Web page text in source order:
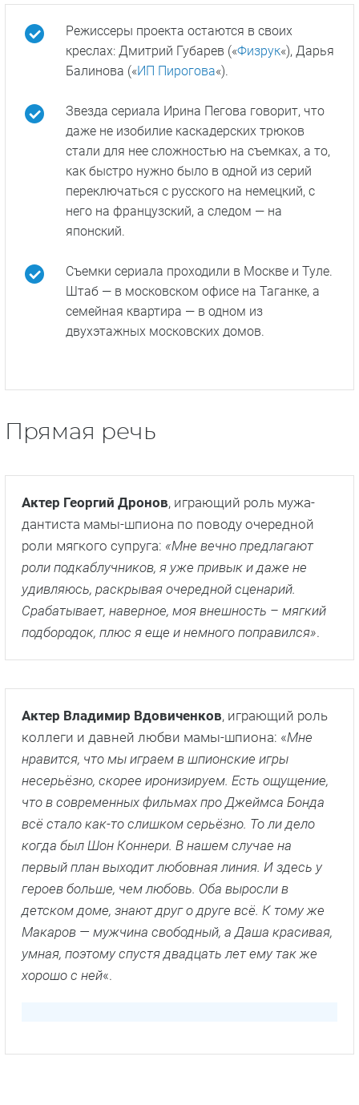
Режиссеры проекта остаются в своих
креслах: Дмитрий Губарев («Физрук«), Дарья
Балинова («ИП Пирогова«).
Звезда сериала Ирина Пегова говорит, что
даже не изобилие каскадерских трюков
стали для нее сложностью на съемках, а то,
как быстро нужно было в одной из серий
переключаться с русского на немецкий, с
него на французский, а следом — на
японский.
Съемки сериала проходили в Москве и Туле.
Штаб — в московском офисе на Таганке, а
семейная квартира — в одном из
двухэтажных московских домов.
Прямая речь
Актер Георгий Дронов, играющий роль мужа-
дантиста мамы-шпиона по поводу очередной
роли мягкого супруга: «Мне вечно предлагают
роли подкаблучников, я уже привык и даже не
удивляюсь, раскрывая очередной сценарий.
Срабатывает, наверное, моя внешность – мягкий
подбородок, плюс я еще и немного поправился».
Актер Владимир Вдовиченков, играющий роль
коллеги и давней любви мамы-шпиона: «Мне
нравится, что мы играем в шпионские игры
несерьёзно, скорее иронизируем. Есть ощущение,
что в современных фильмах про Джеймса Бонда
всё стало как-то слишком серьёзно. То ли дело
когда был Шон Коннери. В нашем случае на
первый план выходит любовная линия. И здесь у
героев больше, чем любовь. Оба выросли в
детском доме, знают друг о друге всё. К тому же
Макаров — мужчина свободный, а Даша красивая,
умная, поэтому спустя двадцать лет ему так же
хорошо с ней«.